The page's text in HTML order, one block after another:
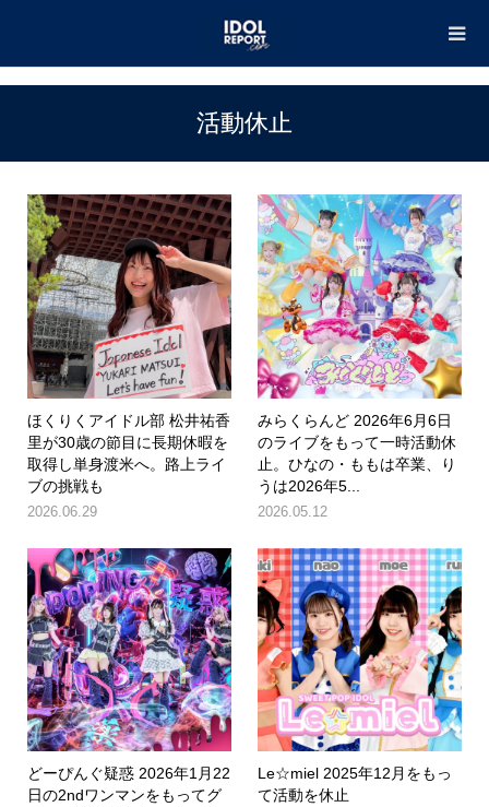
活動休止
ほくりくアイドル部 松井祐香
里が30歳の節目に長期休暇を
取得し単身渡米へ。路上ライ
ブの挑戦も
2026.06.29
みらくらんど 2026年6月6日
のライブをもって一時活動休
止。ひなの・ももは卒業、り
うは2026年5...
2026.05.12
どーぴんぐ疑惑 2026年1月22
日の2ndワンマンをもってグ
Le☆miel 2025年12月をもっ
て活動を休止